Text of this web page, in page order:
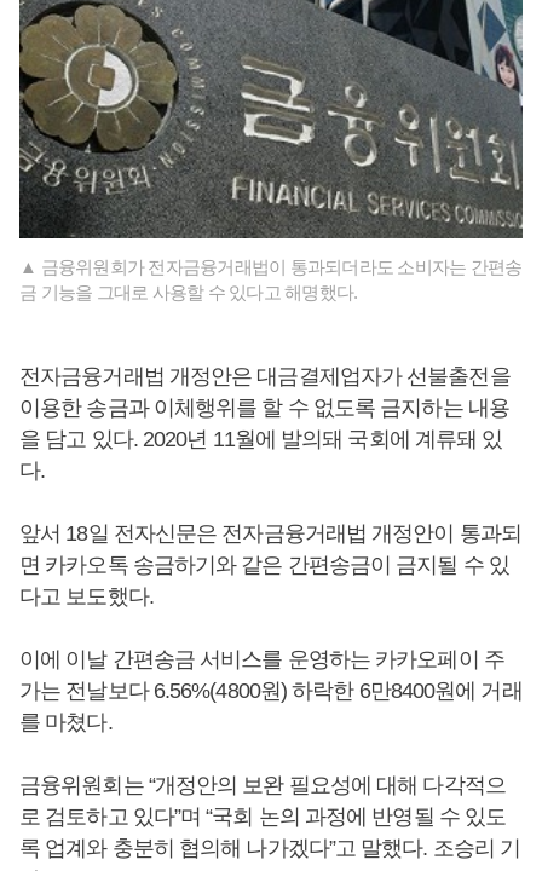
▲ 금융위원회가 전자금융거래법이 통과되더라도 소비자는 간편송
금 기능을 그대로 사용할 수 있다고 해명했다.
전자금융거래법 개정안은 대금결제업자가 선불출전을
이용한 송금과 이체행위를 할 수 없도록 금지하는 내용
을 담고 있다. 2020년 11월에 발의돼 국회에 계류돼 있
다.
앞서 18일 전자신문은 전자금융거래법 개정안이 통과되
면 카카오톡 송금하기와 같은 간편송금이 금지될 수 있
다고 보도했다.
이에 이날 간편송금 서비스를 운영하는 카카오페이 주
가는 전날보다 6.56%(4800원) 하락한 6만8400원에 거래
를 마쳤다.
금융위원회는 “개정안의 보완 필요성에 대해 다각적으
로 검토하고 있다”며 “국회 논의 과정에 반영될 수 있도
록 업계와 충분히 협의해 나가겠다”고 말했다. 조승리 기